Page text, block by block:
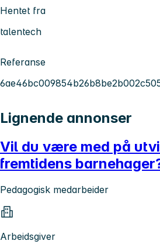
Hentet fra
talentech
Referanse
Lignende annonser
Vil du være med på
fremtidens
Pedagogisk medarbeider
Arbeidsgiver